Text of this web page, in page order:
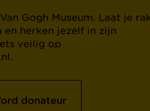
Gogh Museum. Laat je
herken jezelf in zijn
veilig op
donateur